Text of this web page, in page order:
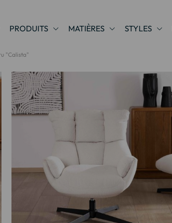
PRODUITS MATIÈRES STYLES
"Calista"